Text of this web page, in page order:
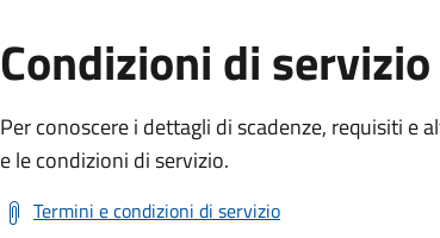
Condizioni di servizio
Per conoscere i dettagli di scadenze, requisiti
e le condizioni di servizio.
Termini e condizioni di servizio